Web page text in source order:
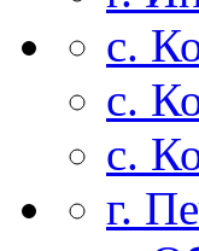
с.
с.
с.
г.